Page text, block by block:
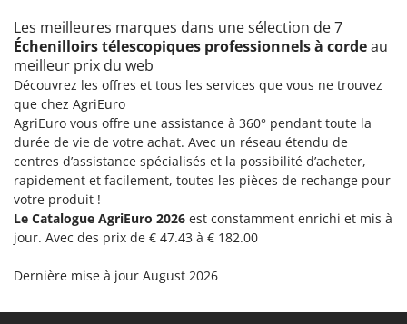
MCH
Michelin
Mille
Minox
Mockmill
More than chef
MOSA
MOVA
MTD
Les meilleures marques dans une sélection de 7
Échenilloirs télescopiques professionnels à cordeau
meilleur prix du web
Découvrez les offres et tous les services que vous ne trouvez
que chez AgriEuro
AgriEuro vous offre une assistance à 360° pendant toute la
durée de vie de votre achat. Avec un réseau étendu de
centres d’assistance spécialisés et la possibilité d’acheter,
rapidement et facilement, toutes les pièces de rechange pour
votre produit !
Le Catalogue AgriEuro 2026 est constamment enrichi et mis à
jour. Avec des prix de € 47.43 à € 182.00
Dernière mise à jour August 2026